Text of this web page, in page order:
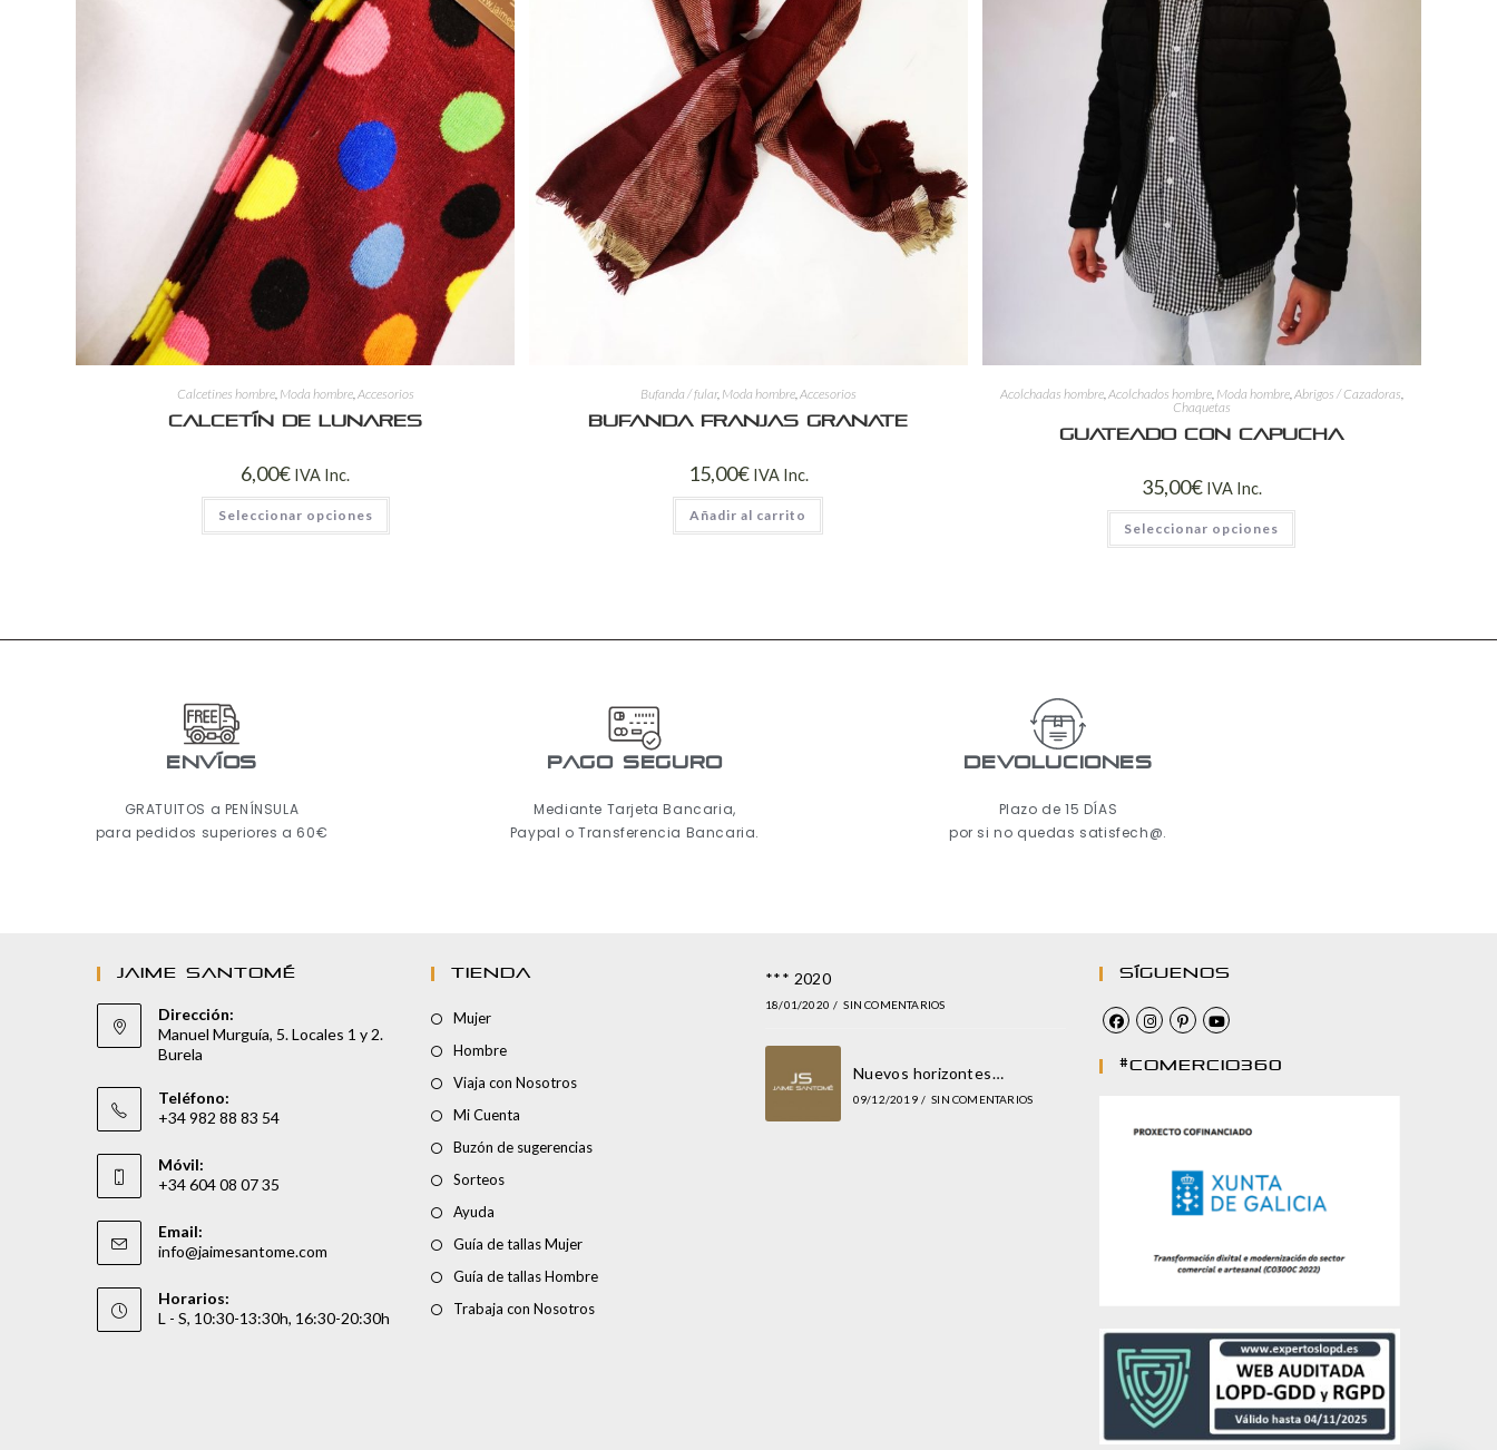
Calcetines hombre, Moda hombre, Accesorios
Calcetín de lunares
6,00€ IVA Inc.
Seleccionar opciones
Bufanda / fular, Moda hombre, Accesorios
Bufanda franjas granate
15,00€ IVA Inc.
Añadir al carrito
Acolchadas hombre, Acolchados hombre, Moda hombre, Abrigos / Cazadoras
Chaquetas
Guateado con capucha
35,00€ IVA Inc.
Seleccionar opciones
ENVÍOS
GRATUITOS a PENÍNSULA
para pedidos superiores a 60€
pago seguro
Mediante Tarjeta Bancaria,
Paypal o Transferencia Bancaria.
Devoluciones
Plazo de 15 DÍAS
por si no quedas satisfech@.
JAIME SANTOMÉ
Dirección:
Manuel Murguía, 5. Locales 1 y 2.
Burela
Teléfono:
+34 982 88 83 54
Móvil:
+34 604 08 07 35
Email:
info@jaimesantome.com
Horarios:
L - S, 10:30-13:30h, 16:30-20:30h
TIENDA
Mujer
Hombre
Viaja con Nosotros
Mi Cuenta
Buzón de sugerencias
Sorteos
Ayuda
Guía de tallas Mujer
Guía de tallas Hombre
Trabaja con Nosotros
*** 2020
18/01/2020 / SIN COMENTARIOS
Nuevos horizontes…
09/12/2019 / SIN COMENTARIOS
Síguenos
#comercio360